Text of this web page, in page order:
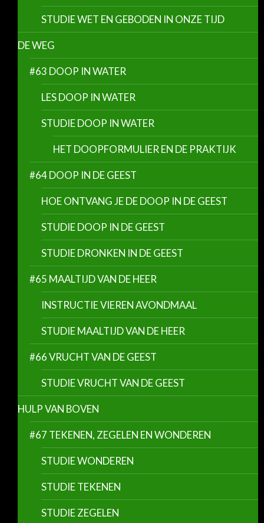
STUDIE WET EN GEBODEN IN ONZE TIJD
DE WEG
#63 DOOP IN WATER
LES DOOP IN WATER
STUDIE DOOP IN WATER
HET DOOPFORMULIER EN DE PRAKTIJK
#64 DOOP IN DE GEEST
HOE ONTVANG JE DE DOOP IN DE GEEST
STUDIE DOOP IN DE GEEST
STUDIE DRONKEN IN DE GEEST
#65 MAALTIJD VAN DE HEER
INSTRUCTIE VIEREN AVONDMAAL
STUDIE MAALTIJD VAN DE HEER
#66 VRUCHT VAN DE GEEST
STUDIE VRUCHT VAN DE GEEST
HULP VAN BOVEN
#67 TEKENEN, ZEGELEN EN WONDEREN
STUDIE WONDEREN
STUDIE TEKENEN
STUDIE ZEGELEN